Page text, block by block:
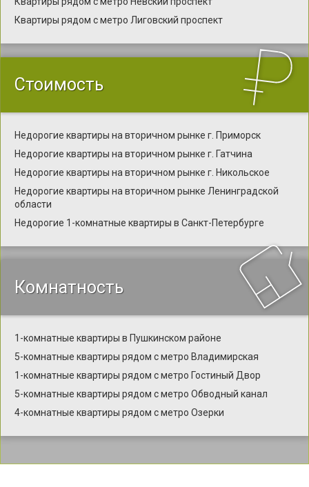
Квартиры рядом с метро Лиговский проспект
Стоимость
Недорогие квартиры на вторичном рынке г. Приморск
Недорогие квартиры на вторичном рынке г. Гатчина
Недорогие квартиры на вторичном рынке г. Никольское
Недорогие квартиры на вторичном рынке Ленинградской
области
Недорогие 1-комнатные квартиры в Санкт-Петербурге
Комнатность
1-комнатные квартиры в Пушкинском районе
5-комнатные квартиры рядом с метро Владимирская
1-комнатные квартиры рядом с метро Гостиный Двор
5-комнатные квартиры рядом с метро Обводный канал
4-комнатные квартиры рядом с метро Озерки